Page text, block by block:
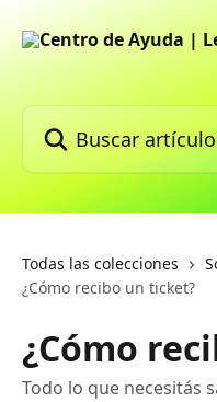
Todas las colecciones
¿Cómo recibo un ticket?
¿Cómo
Todo lo que necesitás